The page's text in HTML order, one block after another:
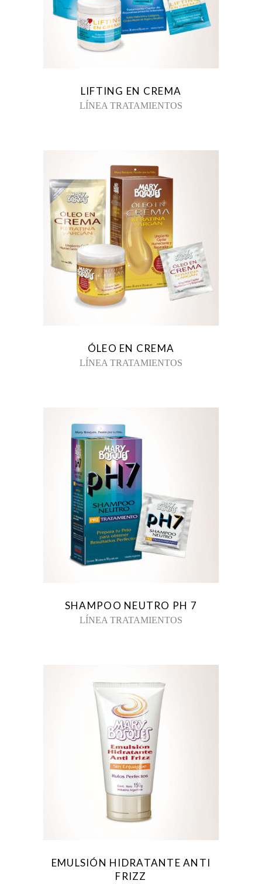
LIFTING EN CREMA
LÍNEA TRATAMIENTOS
ÓLEO EN CREMA
LÍNEA TRATAMIENTOS
SHAMPOO NEUTRO PH 7
LÍNEA TRATAMIENTOS
EMULSIÓN HIDRATANTE ANTI
FRIZZ